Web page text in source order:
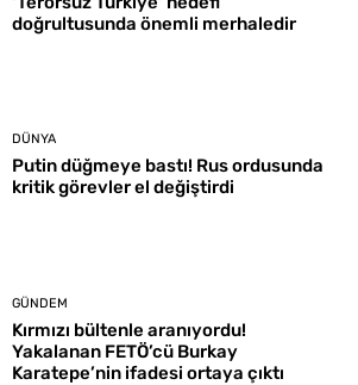
doğrultusunda önemli merhaledir
DÜNYA
Putin düğmeye bastı! Rus ordusunda
kritik görevler el değiştirdi
GÜNDEM
Kırmızı bültenle aranıyordu!
Yakalanan FETÖ’cü Burkay
Karatepe’nin ifadesi ortaya çıktı